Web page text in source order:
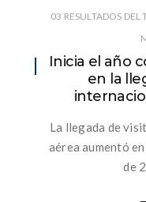
03 RESULTADOS
Inicia el año
en la
La llegada de
aérea aumentó
de